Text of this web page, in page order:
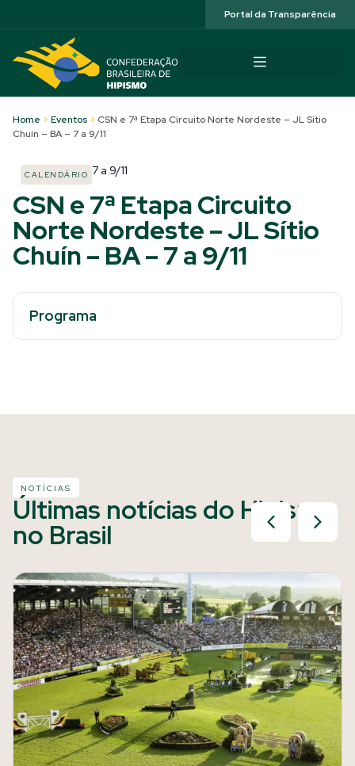
Portal da Transparência
Home > Eventos > CSN e 7ª Etapa Circuito Norte Nordeste – JL Sítio
Chuín – BA – 7 a 9/11
CALENDÁRIO 7 a 9/11
CSN e 7ª Etapa Circuito
Norte Nordeste – JL Sítio
Chuín – BA – 7 a 9/11
Programa
NOTÍCIAS
Últimas notícias do Hipismo
no Brasil